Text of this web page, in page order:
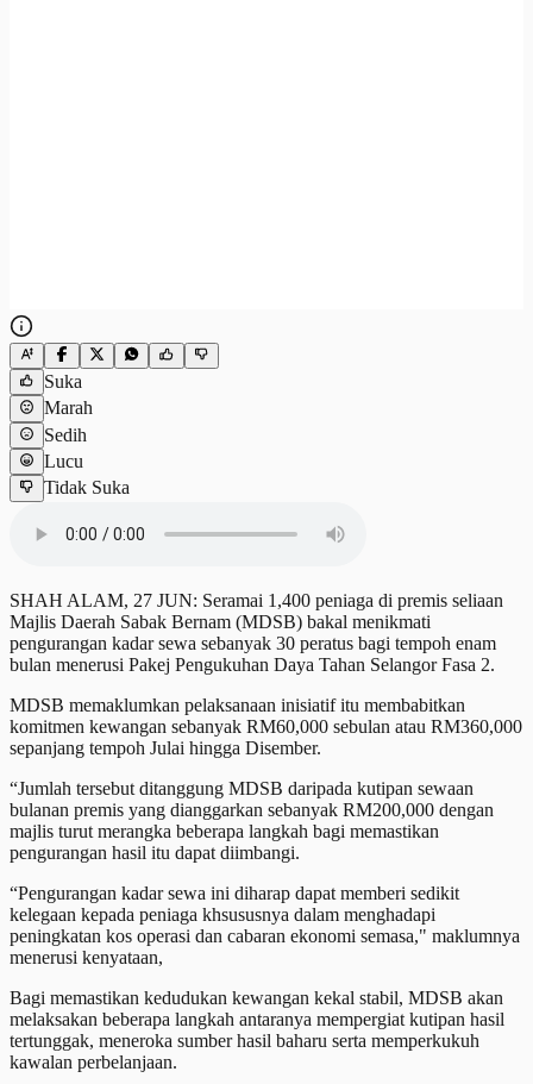
Suka
Marah
Sedih
Lucu
Tidak Suka
SHAH ALAM, 27 JUN: Seramai 1,400 peniaga di premis seliaan
Majlis Daerah Sabak Bernam (MDSB) bakal menikmati
pengurangan kadar sewa sebanyak 30 peratus bagi tempoh enam
bulan menerusi Pakej Pengukuhan Daya Tahan Selangor Fasa 2.
MDSB memaklumkan pelaksanaan inisiatif itu membabitkan
komitmen kewangan sebanyak RM60,000 sebulan atau RM360,000
sepanjang tempoh Julai hingga Disember.
“Jumlah tersebut ditanggung MDSB daripada kutipan sewaan
bulanan premis yang dianggarkan sebanyak RM200,000 dengan
majlis turut merangka beberapa langkah bagi memastikan
pengurangan hasil itu dapat diimbangi.
“Pengurangan kadar sewa ini diharap dapat memberi sedikit
kelegaan kepada peniaga khsususnya dalam menghadapi
peningkatan kos operasi dan cabaran ekonomi semasa," maklumnya
menerusi kenyataan,
Bagi memastikan kedudukan kewangan kekal stabil, MDSB akan
melaksakan beberapa langkah antaranya mempergiat kutipan hasil
tertunggak, meneroka sumber hasil baharu serta memperkukuh
kawalan perbelanjaan.